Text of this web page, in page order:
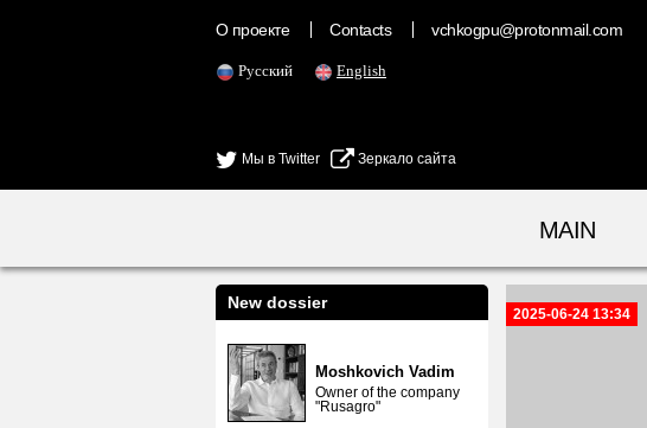
О проекте Contacts vchkogpu@protonmail.com
Русский English
Мы в Twitter Зеркало сайта
MAIN
New dossier
Moshkovich Vadim
Owner of the company
"Rusagro"
2025-06-24 13:34